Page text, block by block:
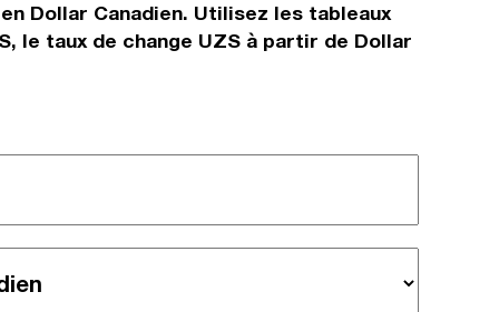
Dollar Canadien. Utilisez les tableaux
le taux de change UZS à partir de Dollar